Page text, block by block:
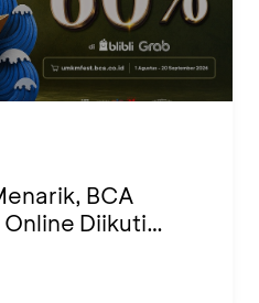
BCA
Diikuti